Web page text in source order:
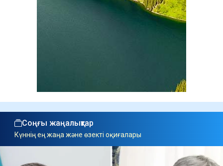
Соңғы жаңалықтар
Күннің ең жаңа және өзекті оқиғалары